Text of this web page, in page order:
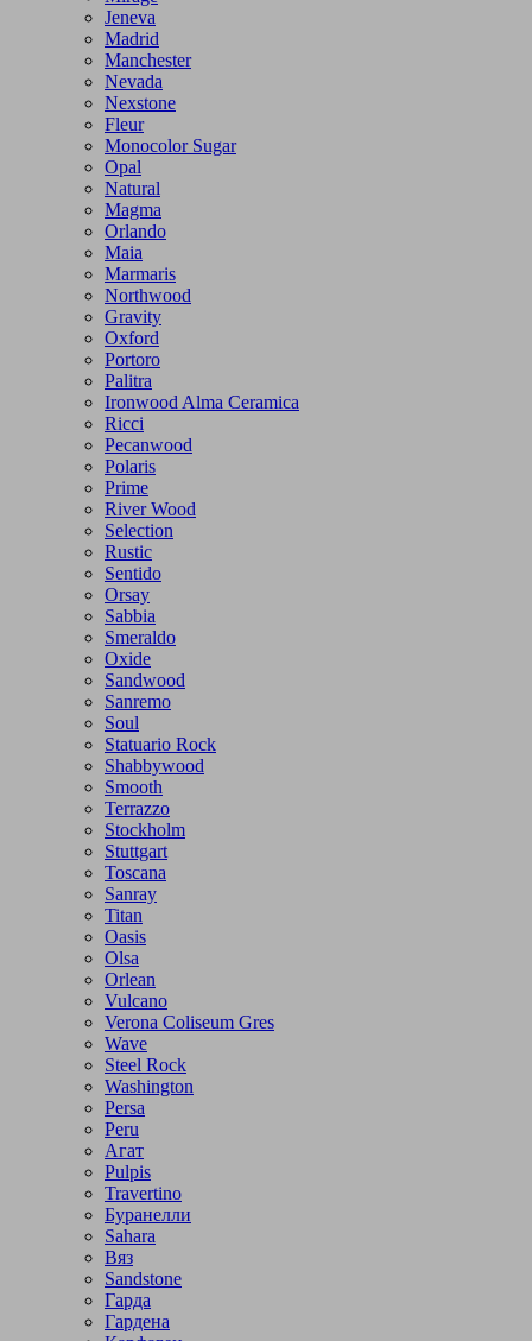
Jeneva
Madrid
Manchester
Nevada
Nexstone
Fleur
Monocolor Sugar
Opal
Natural
Magma
Orlando
Maia
Marmaris
Northwood
Gravity
Oxford
Portoro
Palitra
Ironwood Alma Ceramica
Ricci
Pecanwood
Polaris
Prime
River Wood
Selection
Rustic
Sentido
Orsay
Sabbia
Smeraldo
Oxide
Sandwood
Sanremo
Soul
Statuario Rock
Shabbywood
Smooth
Terrazzo
Stockholm
Stuttgart
Toscana
Sanray
Titan
Oasis
Olsa
Orlean
Vulcano
Verona Coliseum Gres
Wave
Steel Rock
Washington
Persa
Peru
Агат
Pulpis
Travertino
Буранелли
Sahara
Вяз
Sandstone
Гарда
Гардена